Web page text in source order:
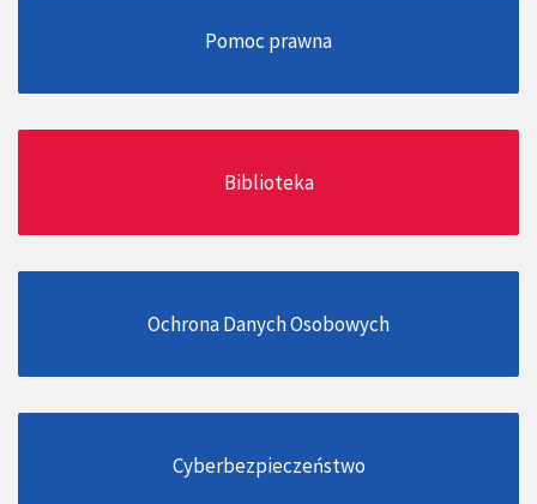
Pomoc prawna
Biblioteka
Ochrona Danych Osobowych
Cyberbezpieczeństwo